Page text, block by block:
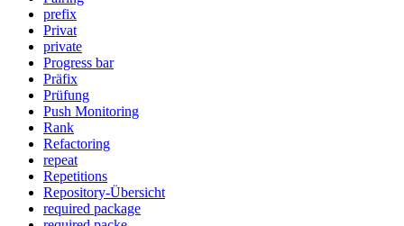
prefix
Privat
private
Progress bar
Präfix
Prüfung
Push Monitoring
Rank
Refactoring
repeat
Repetitions
Repository-Übersicht
required package